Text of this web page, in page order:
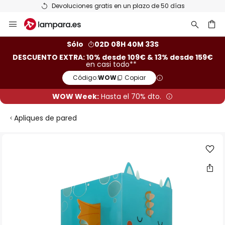
Devoluciones gratis en un plazo de 50 días
al
Sólo
02D 08H 40M 33S
DESCUENTO EXTRA: 10% desde 109€ & 13% desde 159€
en casi todo**
Código:WOW Copiar
WOW Week: Hasta el 70% dto.
Apliques de pared